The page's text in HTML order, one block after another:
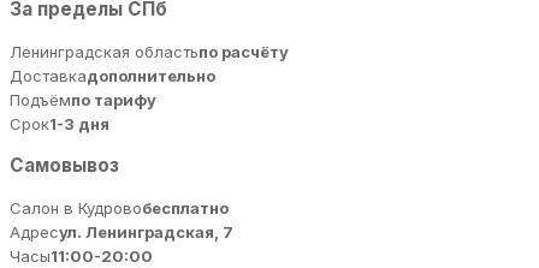
За пределы СПб
Ленинградская областьпо расчёту
Доставкадополнительно
Подъёмпо тарифу
Срок1-3 дня
Самовывоз
Салон в Кудровобесплатно
Адресул. Ленинградская, 7
Часы11:00-20:00